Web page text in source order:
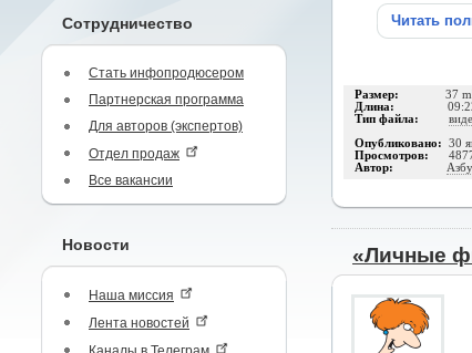
Сотрудничество
Стать инфопродюсером
Партнерская программа
Для авторов (экспертов)
Отдел продаж
Все вакансии
Новости
Наша миссия
Лента новостей
Читать
Размер: 37
Длина:
Тип файла:
Опубликовано: 30
Просмотров:
Автор:
«Личные